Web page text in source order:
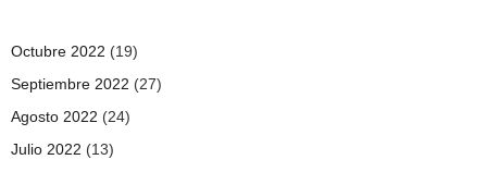
Octubre 2022 (19)
Septiembre 2022 (27)
Agosto 2022 (24)
Julio 2022 (13)